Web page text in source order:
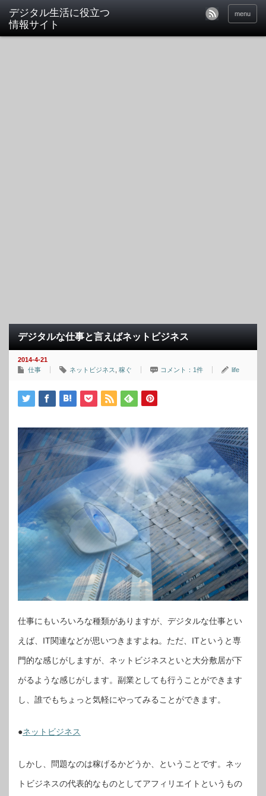
デジタル生活に役立つ
情報サイト
menu
デジタルな仕事と言えばネットビジネス
2014-4-21
仕事
ネットビジネス 稼ぐ コメント：1件 life
仕事にもいろいろな種類がありますが、デジタルな仕事とい
えば、IT関連などが思いつきますよね。ただ、ITというと専
門的な感じがしますが、ネットビジネスといと大分敷居が下
がるような感じがします。副業としても行うことができます
し、誰でもちょっと気軽にやってみることができます。
●ネットビジネス
しかし、問題なのは稼げるかどうか、ということです。ネッ
トビジネスの代表的なものとしてアフィリエイトというもの